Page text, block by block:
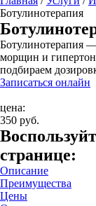
Ботулинотерапия
Ботулинотерапия
морщин и
подбираем
Записаться онлайн
цена:
350 руб.
странице:
Описание
Преимущества
Цены